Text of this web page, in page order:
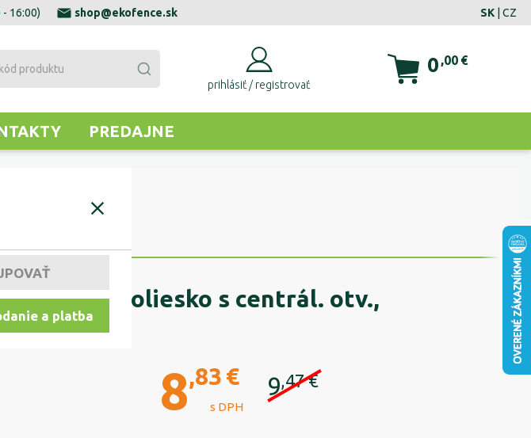
- 16:00) shop@ekofence.sk SK | CZ
prihlásiť / registrovať
0 ,00 €
PREDAJNE
a platba
koliesko s centrál. otv.,
8,83 €
s DPH
9,47 €